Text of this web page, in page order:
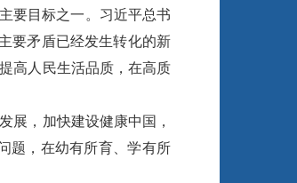
要目标之一。习近平总书
要矛盾已经发生转化的新
高人民生活品质，在高质
，加快建设健康中国，
题，在幼有所育、学有所